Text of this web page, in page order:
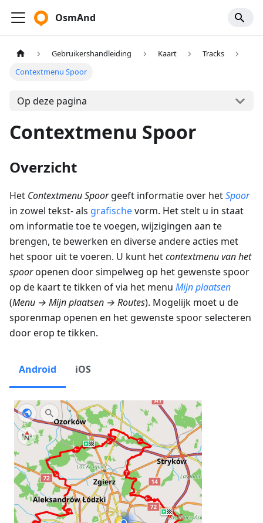
OsmAnd
Gebruikershandleiding Kaart
Tracks
Contextmenu Spoor
Op deze pagina
Contextmenu Spoor
Overzicht
Het Contextmenu Spoorgeeft informatie over hetSpoor
in zowel tekst- als grafischevorm. Het stelt u in staat
om informatie toe te voegen, wijzigingen aan te
brengen, te bewerken en diverse andere acties met
het spoor uit te voeren. U kunt hetcontextmenu van het
spooropenen door simpelweg op het gewenste spoor
op de kaart te tikken of via het menu Mijn plaatsen
(Menu → Mijn plaatsen → Routes). Mogelijk moet u de
sporenmap openen en het gewenste spoor selecteren
door erop te tikken.
Android iOS